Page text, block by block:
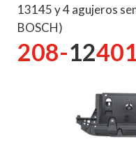
13145 y 4 agujeros
BOSCH)
208-12